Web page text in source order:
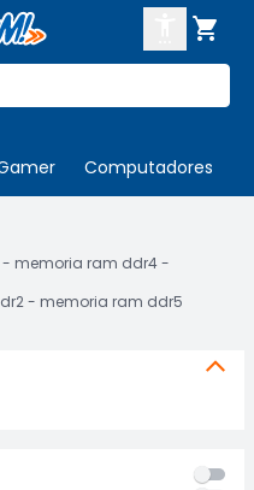

Computadores
SE
memoria ram ddr4
memoria ram ddr5